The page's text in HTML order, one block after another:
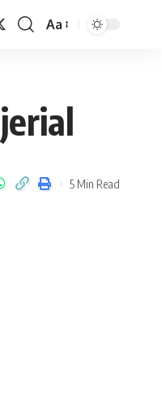
Aa
5 Min Read